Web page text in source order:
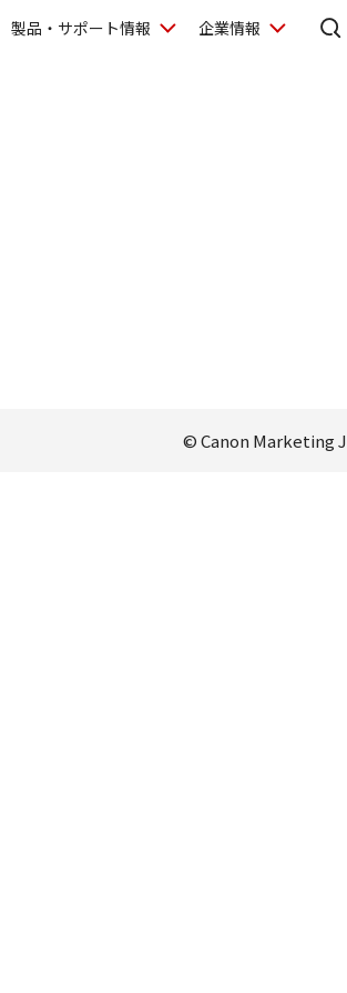
製品・サポート情報 企業情報
© Canon Marketing